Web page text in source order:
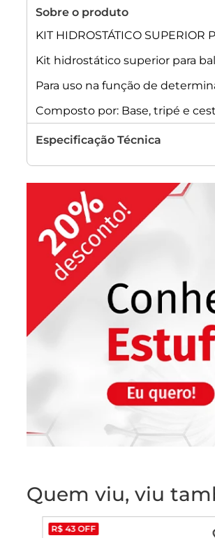
Sobre o produto
KIT HIDROSTÁTICO SUPERIOR
Kit hidrostático superior para
Para uso na função de
Composto por: Base, tripé e
Especificação Técnica
Quem viu, viu
R$ 43OFF